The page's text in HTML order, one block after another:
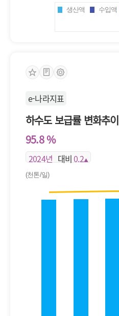
생산액 수입액
e-나라지표
하수도 보급률 변화추이
95.8 %
2024년 대비0.2▲
(천톤/일)